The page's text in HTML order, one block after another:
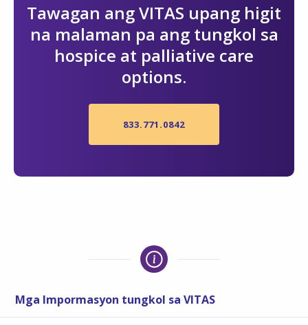
Tawagan ang VITAS upang higit
na malaman pa ang tungkol sa
hospice at palliative care
options.
833.771.0842
Mga Impormasyon tungkol sa VITAS